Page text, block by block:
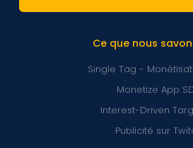
Ce que nous
Single Tag -
Monetize App
Interest-Driven
Publicité sur